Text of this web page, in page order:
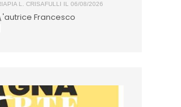
L. CRISAFULLI IL 06/08/2026
Francesco